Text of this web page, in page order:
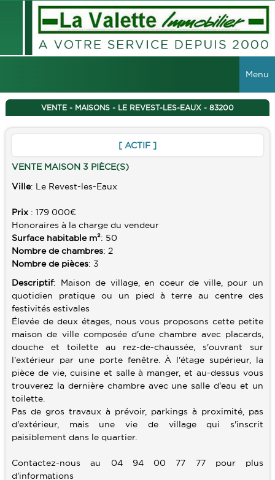
Menu
ACCUEIL
VENTES
TOUTES LES VENTES
IMMEUBLES
TERRAINS
GARAGES
LOCATIONS
TOUTES LES LOCATIONS
VIAGER
LOCAUX COMMERCIAUX
GESTION
RECHERCHER
SERVICES
ALERTE E-MAIL
VENDRE UN BIEN
ESTIMATION
CALCULETTE
CONTACT
VENTE - MAISONS - LE REVEST-LES-EAUX - 83200
[ ACTIF ]
VENTE MAISON 3 PIÈCE(S)
Ville: Le Revest-les-Eaux
Prix: 179 000€
Honoraires à la charge du vendeur
Surface habitable m²: 50
Nombre de chambres: 2
Nombre de pièces: 3
Descriptif: Maison de village, en coeur de ville, pour un
quotidien pratique ou un pied à terre au centre des
festivités estivales
Élevée de deux étages, nous vous proposons cette petite
maison de ville composée d'une chambre avec placards,
douche et toilette au rez-de-chaussée, s'ouvrant sur
l'extérieur par une porte fenêtre. À l'étage supérieur, la
pièce de vie, cuisine et salle à manger, et au-dessus vous
trouverez la dernière chambre avec une salle d'eau et un
toilette.
Pas de gros travaux à prévoir, parkings à proximité, pas
d'extérieur, mais une vie de village qui s'inscrit
paisiblement dans le quartier.
Contactez-nous au 04 94 00 77 77 pour plus
d'informations